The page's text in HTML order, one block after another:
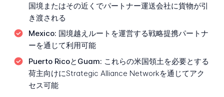
国境またはその近くでパートナー運送会社に貨物が引
き渡される
Mexico: 国境越えルートを運営する戦略提携パートナ
ーを通じて利用可能
Puerto RicoとGuam: これらの米国領土を必要とする
荷主向けにStrategic Alliance Networkを通じてアク
セス可能